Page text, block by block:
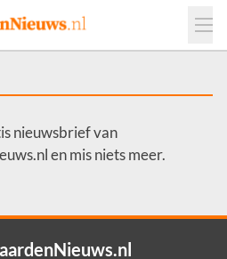
nieuwsbrief van
en mis niets meer.